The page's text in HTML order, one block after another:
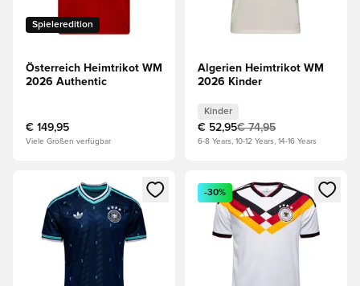
Spieleredition
Österreich Heimtrikot WM
2026 Authentic
€ 149,95
Viele Größen verfügbar
Algerien Heimtrikot WM
2026 Kinder
Kinder
€ 52,95€ 74,95
6-8 Years, 10-12 Years, 14-16 Years
Öffnet ein Fenster zum Anmelden oder Registrieren als
Öffnet ein Fenster zum
-30%